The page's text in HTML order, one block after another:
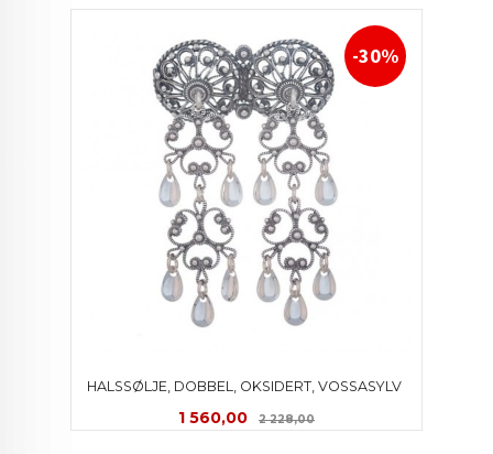
HALSSØLJE, DOBBEL, OKSIDERT, VOSSASYLV
Tilbud
1 560,00 2 228,00Rabatt
-30%